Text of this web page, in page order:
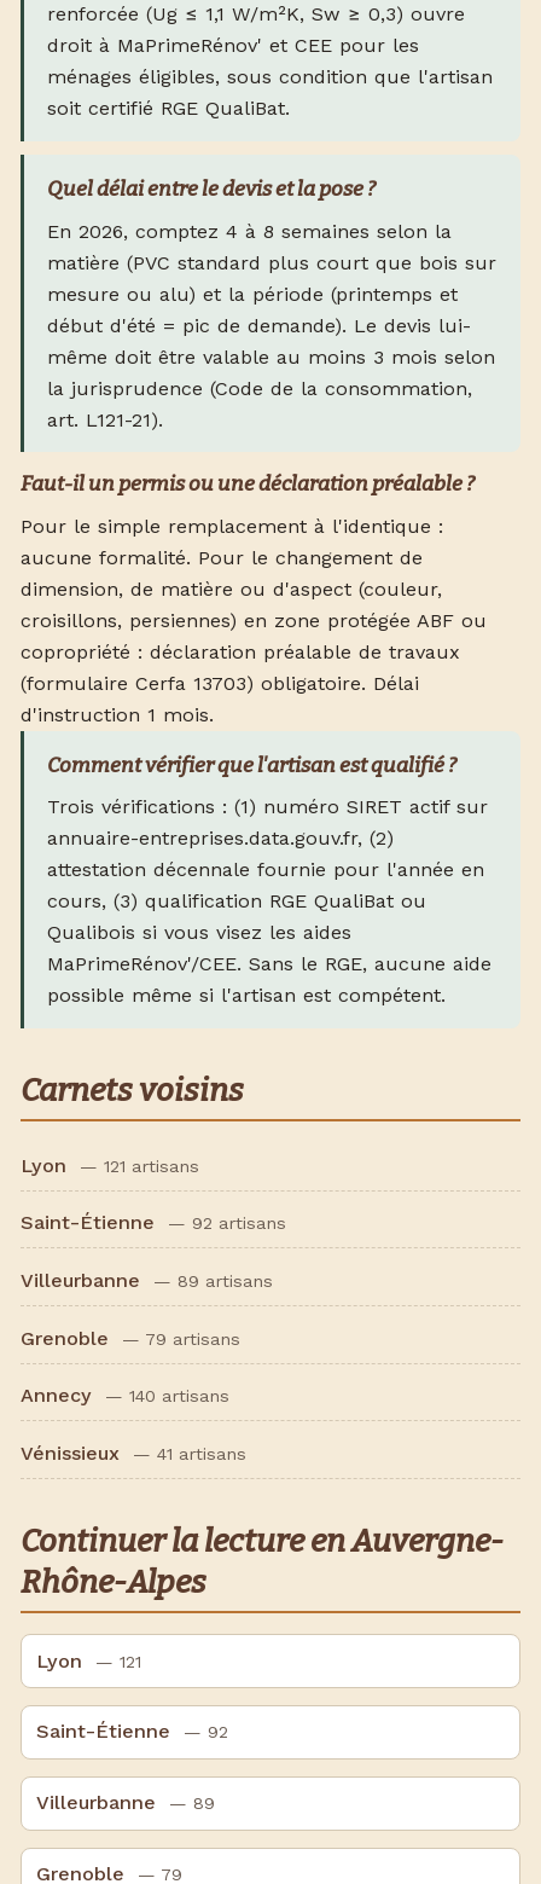
renforcée (Ug ≤ 1,1 W/m²K, Sw ≥ 0,3) ouvre
droit à MaPrimeRénov' et CEE pour les
ménages éligibles, sous condition que l'artisan
soit certifié RGE QualiBat.
Quel délai entre le devis et la pose ?
En 2026, comptez 4 à 8 semaines selon la
matière (PVC standard plus court que bois sur
mesure ou alu) et la période (printemps et
début d'été = pic de demande). Le devis lui-
même doit être valable au moins 3 mois selon
la jurisprudence (Code de la consommation,
art. L121-21).
Faut-il un permis ou une déclaration préalable ?
Pour le simple remplacement à l'identique :
aucune formalité. Pour le changement de
dimension, de matière ou d'aspect (couleur,
croisillons, persiennes) en zone protégée ABF ou
copropriété : déclaration préalable de travaux
(formulaire Cerfa 13703) obligatoire. Délai
d'instruction 1 mois.
Comment vérifier que l'artisan est qualifié ?
Trois vérifications : (1) numéro SIRET actif sur
annuaire-entreprises.data.gouv.fr, (2)
attestation décennale fournie pour l'année en
cours, (3) qualification RGE QualiBat ou
Qualibois si vous visez les aides
MaPrimeRénov'/CEE. Sans le RGE, aucune aide
possible même si l'artisan est compétent.
Carnets voisins
Lyon — 121 artisans
Saint-Étienne — 92 artisans
Villeurbanne — 89 artisans
Grenoble — 79 artisans
Annecy — 140 artisans
Vénissieux — 41 artisans
Continuer la lecture en Auvergne-
Rhône-Alpes
Lyon — 121
Saint-Étienne — 92
Villeurbanne — 89
Grenoble — 79